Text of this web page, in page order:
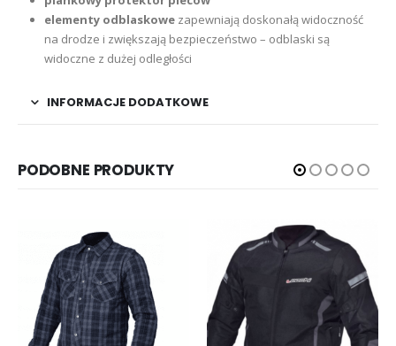
elementy odblaskowezapewniają doskonałą widoczność
na drodze i zwiększają bezpieczeństwo – odblaski są
widoczne z dużej odległości
INFORMACJE DODATKOWE
PODOBNE PRODUKTY